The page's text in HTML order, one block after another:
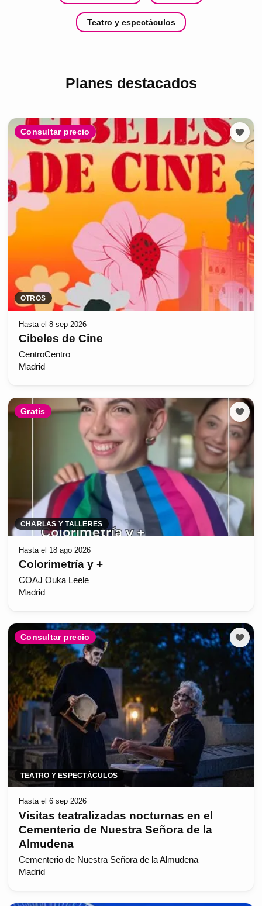
Teatro y espectáculos
Planes destacados
Consultar precio
OTROS
Hasta el 8 sep 2026
Cibeles de Cine
CentroCentro
Madrid
Gratis
CHARLAS Y TALLERES
Hasta el 18 ago 2026
Colorimetría y +
COAJ Ouka Leele
Madrid
Consultar precio
TEATRO Y ESPECTÁCULOS
Hasta el 6 sep 2026
Visitas teatralizadas nocturnas en el
Cementerio de Nuestra Señora de la
Almudena
Cementerio de Nuestra Señora de la Almudena
Madrid